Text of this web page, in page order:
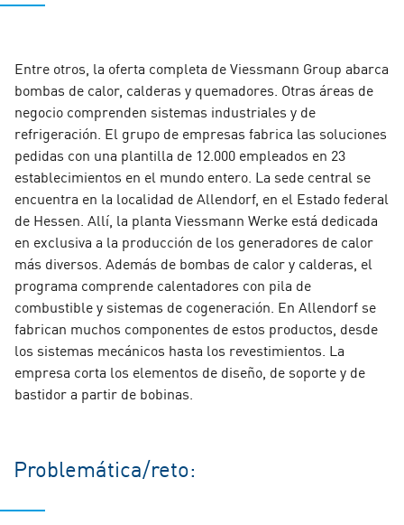
Entre otros, la oferta completa de Viessmann Group abarca
bombas de calor, calderas y quemadores. Otras áreas de
negocio comprenden sistemas industriales y de
refrigeración. El grupo de empresas fabrica las soluciones
pedidas con una plantilla de 12.000 empleados en 23
establecimientos en el mundo entero. La sede central se
encuentra en la localidad de Allendorf, en el Estado federal
de Hessen. Allí, la planta Viessmann Werke está dedicada
en exclusiva a la producción de los generadores de calor
más diversos. Además de bombas de calor y calderas, el
programa comprende calentadores con pila de
combustible y sistemas de cogeneración. En Allendorf se
fabrican muchos componentes de estos productos, desde
los sistemas mecánicos hasta los revestimientos. La
empresa corta los elementos de diseño, de soporte y de
bastidor a partir de bobinas.
Problemática/reto: